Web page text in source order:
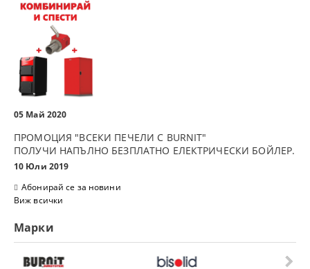
05 Май 2020
ПРОМОЦИЯ "ВСЕКИ ПЕЧЕЛИ С BURNIT"
ПОЛУЧИ НАПЪЛНО БЕЗПЛАТНО ЕЛЕКТРИЧЕСКИ БОЙЛЕР.
10 Юли 2019
Абонирай се за новини
Виж всички
Марки